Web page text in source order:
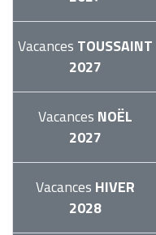
Vacances TOUSSAINT
2027
Vacances NOËL
2027
Vacances HIVER
2028